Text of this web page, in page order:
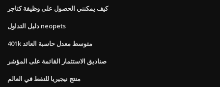
كيف يمكنني الحصول على وظيفة كتاجر
دليل التداول neopets
401k متوسط ​​معدل حاسبة العائد
صناديق الاستثمار القائمة على المؤشر
منتج نيجيريا للنفط في العالم